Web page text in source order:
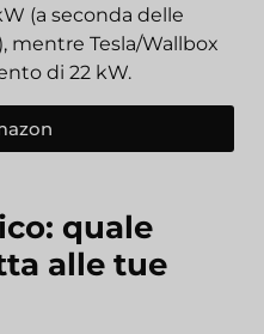
(a seconda delle
mentre Tesla/Wallbox
di 22 kW.
quale
alle tue